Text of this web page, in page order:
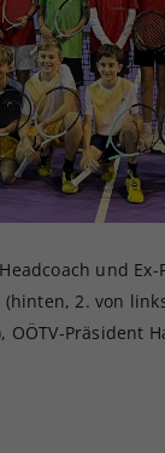
und
2. von
Präsident
Ihrer